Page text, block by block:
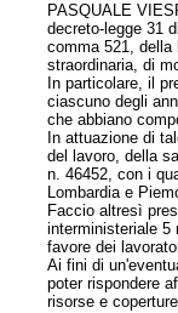
PASQUALE
decreto-legge 31
comma 521, della
straordinaria, di
In particolare, il
ciascuno degli
che abbiano
In attuazione di
del lavoro, della
n. 46452, con i
Lombardia e
Faccio altresì
interministeriale 5
favore dei
Ai fini di
poter rispondere
risorse e